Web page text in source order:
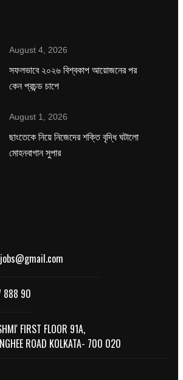
August 4, 2026
সফলভাবে ২০২৬ বিশ্বকাপ আয়োজনের পর
কেন প্রচন্ড চাপে
August 1, 2026
ছাংতেকে নিয়ে নিজেদের শক্তি বৃদ্ধি ঘটালো
মোহনবাগান সুপার
888 90
FIRST FLOOR 91A,
ROAD KOLKATA- 700 020